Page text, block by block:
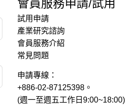
會員服務申請/試用
試用申請
產業研究諮詢
會員服務介紹
常見問題
申請專線：
+886-02-87125398。
(週一至週五工作日9:00~18:00)